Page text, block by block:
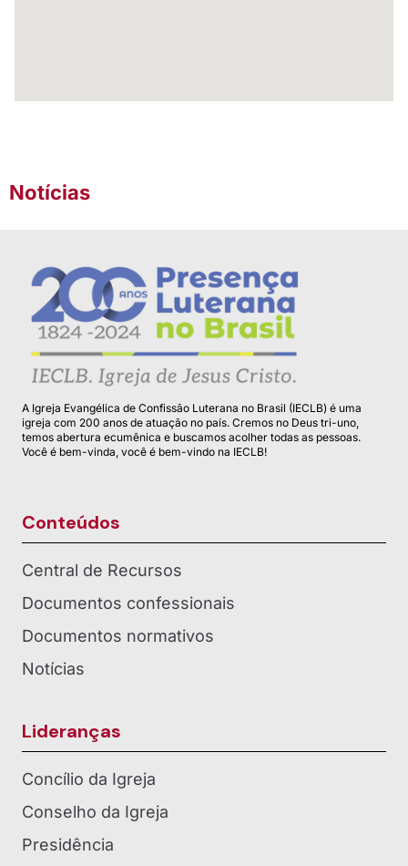
Notícias
A Igreja Evangélica de Confissão Luterana no Brasil (IECLB) é uma
igreja com 200 anos de atuação no país. Cremos no Deus tri-uno,
temos abertura ecumênica e buscamos acolher todas as pessoas.
Você é bem-vinda, você é bem-vindo na IECLB!
Conteúdos
Central de Recursos
Documentos confessionais
Documentos normativos
Notícias
Lideranças
Concílio da Igreja
Conselho da Igreja
Presidência